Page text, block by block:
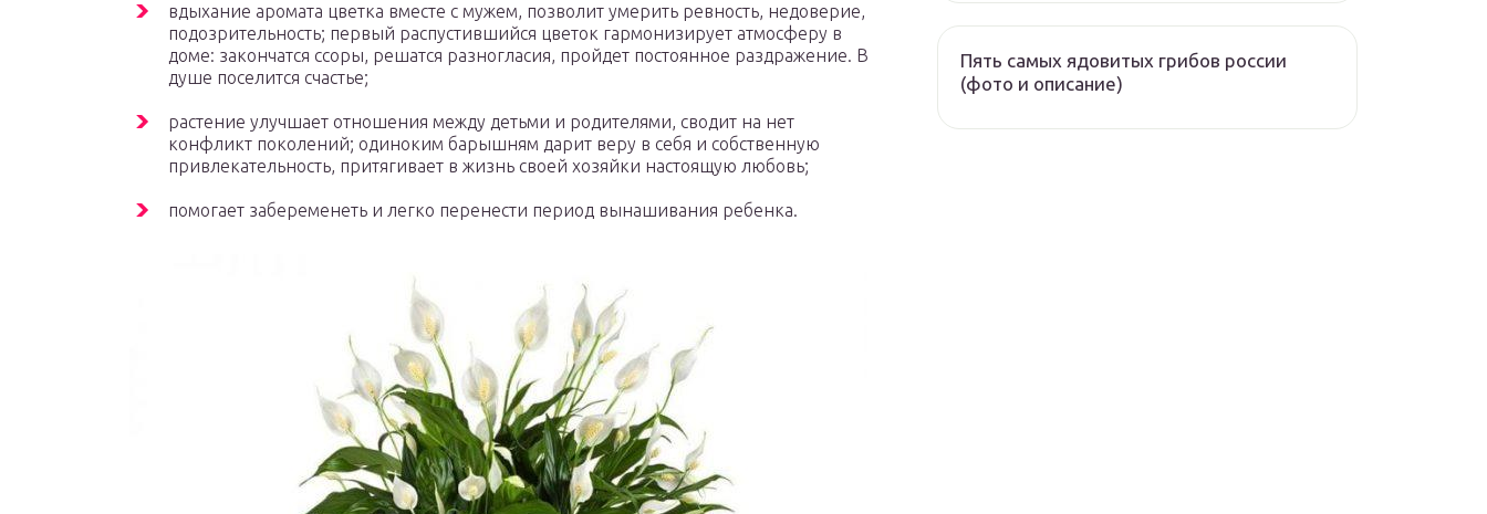
вдыхание аромата цветка вместе с мужем, позволит умерить ревность, недоверие,
подозрительность; первый распустившийся цветок гармонизирует атмосферу в
доме: закончатся ссоры, решатся разногласия, пройдет постоянное раздражение. В
душе поселится счастье;
растение улучшает отношения между детьми и родителями, сводит на нет
конфликт поколений; одиноким барышням дарит веру в себя и собственную
привлекательность, притягивает в жизнь своей хозяйки настоящую любовь;
помогает забеременеть и легко перенести период вынашивания ребенка.
Пять самых ядовитых грибов россии
(фото и описание)